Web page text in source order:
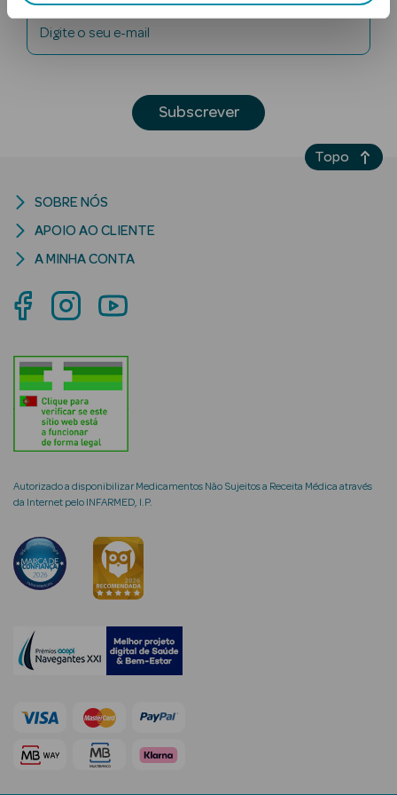
Corpo
Rosto
Lábios
Criança
Rosto e
Ver Tudo
Cosmética
Rosto
Hidratantes
Séruns Faciais
Creme de Olhos
Anti-
Digite o seu e-mail
Subscrever
Autorizado a disponibilizar Medicamentos Não Sujeitos a Receita Médica através
da Internet pelo INFARMED, I.P.
SOBRE NÓS
APOIO AO CLIENTE
A MINHA CONTA
Topo